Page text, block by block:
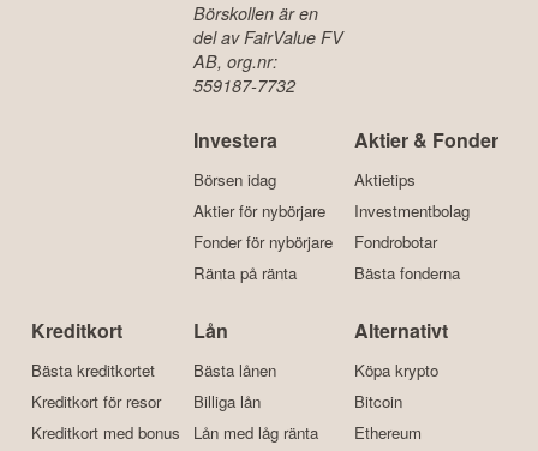
Börskollen är en
del av FairValue FV
AB, org.nr:
559187-7732
Investera
Börsen idag
Aktier för nybörjare
Fonder för nybörjare
Ränta på ränta
Aktier & Fonder
Aktietips
Investmentbolag
Fondrobotar
Bästa fonderna
Kreditkort
Bästa kreditkortet
Kreditkort för resor
Kreditkort med bonus
Lån
Bästa lånen
Billiga lån
Lån med låg ränta
Alternativt
Köpa krypto
Bitcoin
Ethereum